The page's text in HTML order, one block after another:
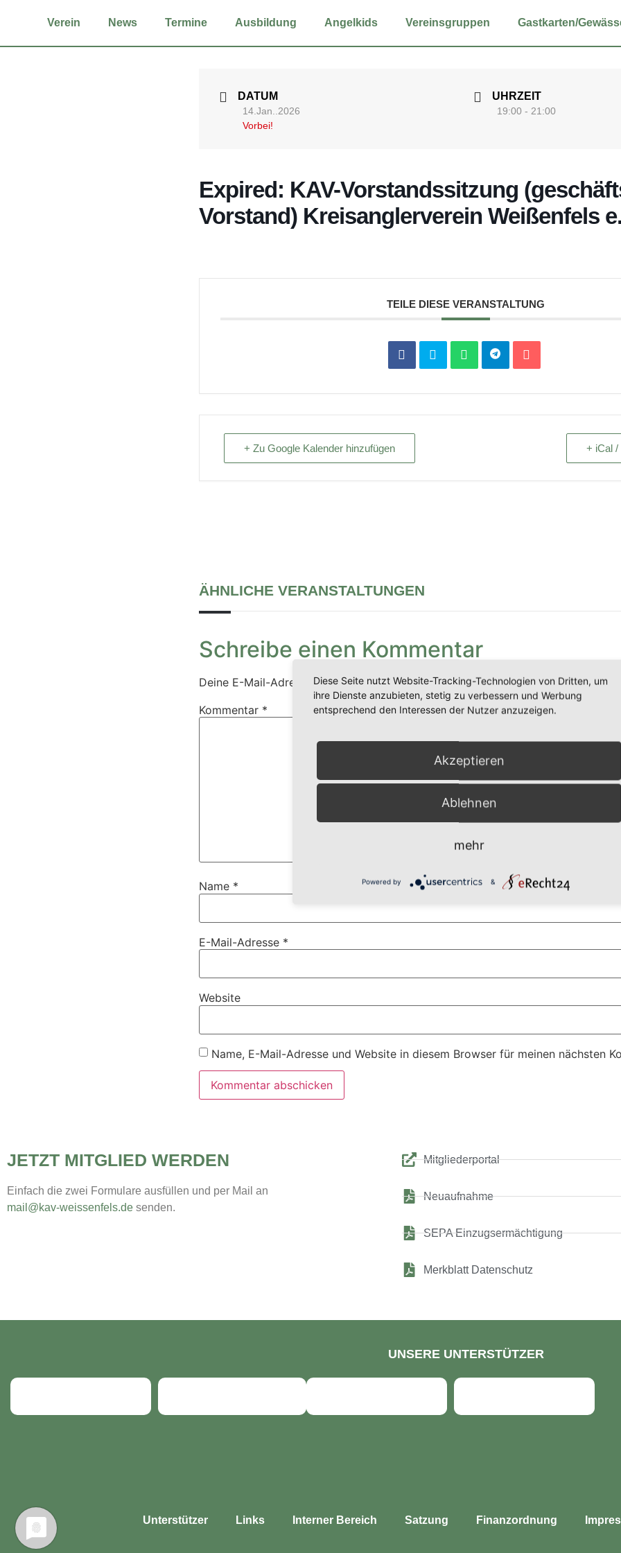
Ver­ein News Ter­mi­ne Aus­bil­dung Angel­kids Ver­eins­grup­pen Gastkarten/
DATUM
14.Jan..2026
Vorbei!
UHRZEIT
19:00 - 21:00
Expi­red: KAV-Vor­stands­sit­zung
Vor­stand) Kreis­ang­ler­ver­ein Wei­ßen­fels
TEILE DIESE VERANSTALTUNG
+ Zu Google Kalender hinzufügen + iCal /
ÄHNLICHE VERANSTALTUNGEN
Schreibe einen Kommentar
Deine E-Mail-Adresse wird nicht veröffentlicht. Erforderliche Felder sind mit*
Kommentar *
Name *
E-Mail-Adresse *
Website
Name, E-Mail-Adresse und Website in diesem Browser für meinen nächsten
JETZT MITGLIED WERDEN
Einfach die zwei Formulare ausfüllen und per Mail an
mail@kav-weissenfels.de senden.
Mitgliederportal
Neuaufnahme
SEPA Einzugsermächtigung
Merkblatt Datenschutz
UNSERE UNTERSTÜTZER
Unter­stüt­zer Links Inter­ner Bereich Sat­zung Finanz­ord­nung
Diese Seite nutzt Website-Tracking-Technologien von Dritten, um
ihre Dienste anzubieten, stetig zu verbessern und Werbung
entsprechend den Interessen der Nutzer anzuzeigen.
Akzeptieren
Ablehnen
mehr
Powered by &